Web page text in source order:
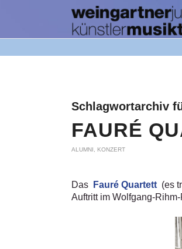
Schlagwortarchiv
FAURÉ
ALUMNI KONZERT
Das Fauré Quartett (es
Auftritt im Wolfgang-